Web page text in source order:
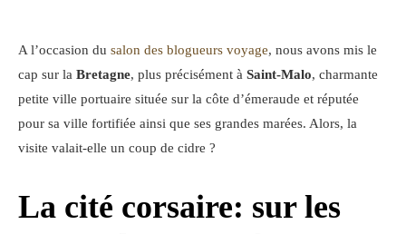
A l’occasion du salon des blogueurs voyage, nous avons mis le
cap sur la Bretagne, plus précisément à Saint-Malo, charmante
petite ville portuaire située sur la côte d’émeraude et réputée
pour sa ville fortifiée ainsi que ses grandes marées. Alors, la
visite valait-elle un coup de cidre ?
La cité corsaire: sur les